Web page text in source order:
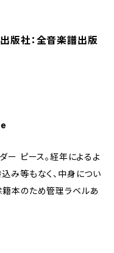
出版社：全音楽譜出版
ピース。経年によるよ
み等もなく、中身につい
本のため管理ラベルあ